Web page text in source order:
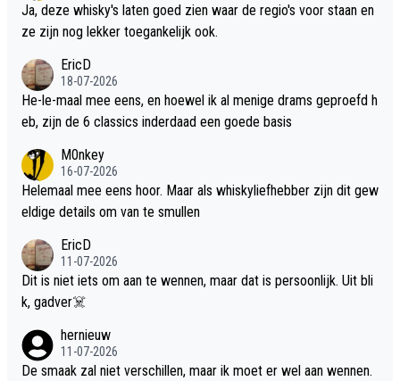
Ja, deze whisky's laten goed zien waar de regio's voor staan en
ze zijn nog lekker toegankelijk ook.
EricD
18-07-2026
He-le-maal mee eens, en hoewel ik al menige drams geproefd h
eb, zijn de 6 classics inderdaad een goede basis
M0nkey
16-07-2026
Helemaal mee eens hoor. Maar als whiskyliefhebber zijn dit gew
eldige details om van te smullen
EricD
11-07-2026
Dit is niet iets om aan te wennen, maar dat is persoonlijk. Uit bli
k, gadver☠️
hernieuw
11-07-2026
De smaak zal niet verschillen, maar ik moet er wel aan wennen.